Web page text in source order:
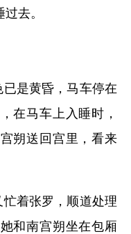
去。
已是黄昏，马车停在
在马车上入睡时，
朔送回宫里，看来
忙着张罗，顺道处理
和南宫朔坐在包厢